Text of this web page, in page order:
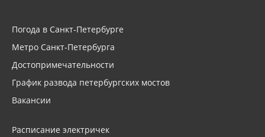
Погода в Санкт-Петербурге
Метро Санкт-Петербурга
Достопримечательности
График развода петербургских мостов
Вакансии
Расписание электричек